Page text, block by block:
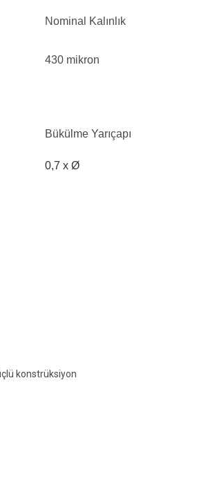
Nominal Kalınlık
430 mikron
Bükülme Yarıçapı
0,7 x Ø
konstrüksiyon